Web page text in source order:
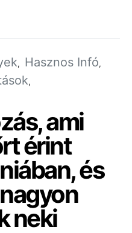
Hasznos Infó
ami
érint
és
neki